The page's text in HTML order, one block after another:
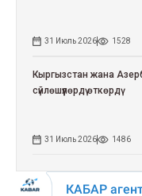
31 Июль 2026 1528
Кыргызстан жана
сүйлөшүүлөрдү өткөрдү
31 Июль 2026 1486